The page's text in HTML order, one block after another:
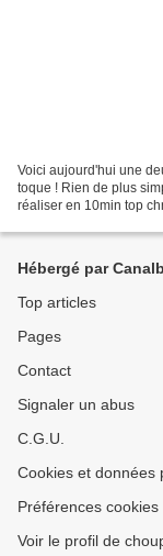
Voici aujourd'hui une
toque ! Rien de plus
réaliser en 10min top
Hébergé par
Top articles
Pages
Contact
Signaler un abus
C.G.U.
Cookies et données
Préférences cookies
Voir le profil de